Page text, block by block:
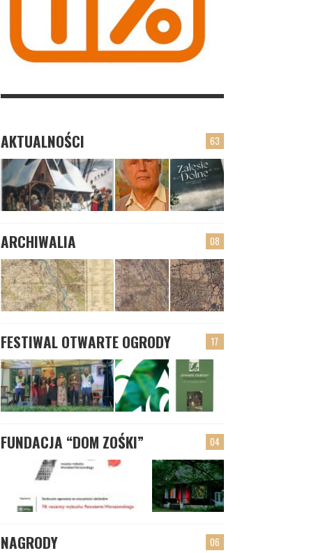
63
AKTUALNOŚCI
08
ARCHIWALIA
17
FESTIWAL OTWARTE OGRODY
04
FUNDACJA “DOM ZOŚKI”
06
NAGRODY